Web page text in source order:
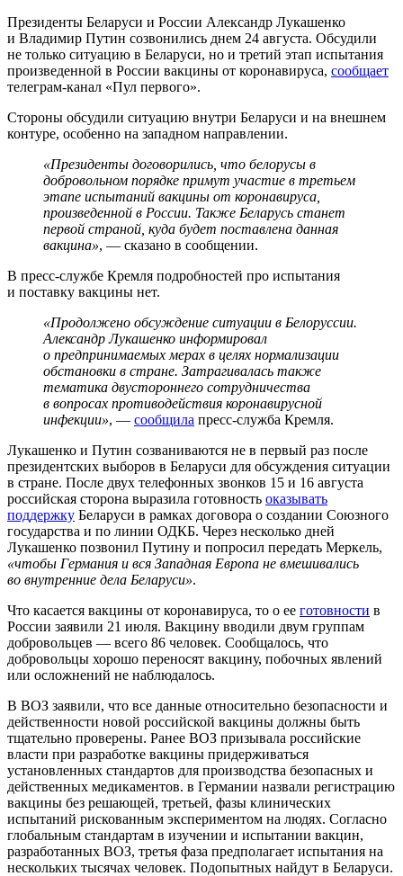
Президенты Беларуси и России Александр Лукашенко
и Владимир Путин созвонились днем 24 августа. Обсудили
не только ситуацию в Беларуси, но и третий этап испытания
произведенной в России вакцины от коронавируса, сообщает
телеграм-канал «Пул первого».
Стороны обсудили ситуацию внутри Беларуси и на внешнем
контуре, особенно на западном направлении.
«Президенты договорились, что белорусы в
добровольном порядке примут участие в третьем
этапе испытаний вакцины от коронавируса,
произведенной в России. Также Беларусь станет
первой страной, куда будет поставлена данная
вакцина», — сказано в сообщении.
В пресс-службе Кремля подробностей про испытания
и поставку вакцины нет.
«Продолжено обсуждение ситуации в Белоруссии.
Александр Лукашенко информировал
о предпринимаемых мерах в целях нормализации
обстановки в стране. Затрагивалась также
тематика двустороннего сотрудничества
в вопросах противодействия коронавирусной
инфекции», — сообщила пресс-служба Кремля.
Лукашенко и Путин созваниваются не в первый раз после
президентских выборов в Беларуси для обсуждения ситуации
в стране. После двух телефонных звонков 15 и 16 августа
российская сторона выразила готовность оказывать
поддержку Беларуси в рамках договора о создании Союзного
государства и по линии ОДКБ. Через несколько дней
Лукашенко позвонил Путину и попросил передать Меркель,
«чтобы Германия и вся Западная Европа не вмешивались
во внутренние дела Беларуси».
Что касается вакцины от коронавируса, то о ее готовности в
России заявили 21 июля. Вакцину вводили двум группам
добровольцев — всего 86 человек. Сообщалось, что
добровольцы хорошо переносят вакцину, побочных явлений
или осложнений не наблюдалось.
В ВОЗ заявили, что все данные относительно безопасности и
действенности новой российской вакцины должны быть
тщательно проверены. Ранее ВОЗ призывала российские
власти при разработке вакцины придерживаться
установленных стандартов для производства безопасных и
действенных медикаментов. в Германии назвали регистрацию
вакцины без решающей, третьей, фазы клинических
испытаний рискованным экспериментом на людях. Согласно
глобальным стандартам в изучении и испытании вакцин,
разработанных ВОЗ, третья фаза предполагает испытания на
нескольких тысячах человек. Подопытных найдут в Беларуси.